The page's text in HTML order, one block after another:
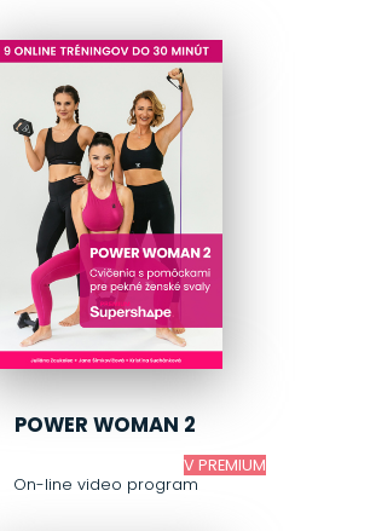
POWER WOMAN 2
On-line video program
V PREMIUM